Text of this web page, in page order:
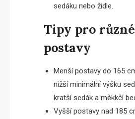
sedáku nebo židle.
Tipy pro různé
postavy
Menší postavy do 165
nižší minimální výšku
kratší sedák a měkkčí
Vyšší postavy nad 185